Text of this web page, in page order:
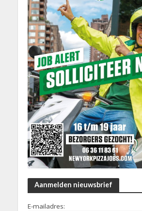
Aanmelden nieuwsbrief
E-mailadres: